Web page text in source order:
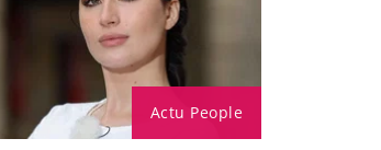
Actu People